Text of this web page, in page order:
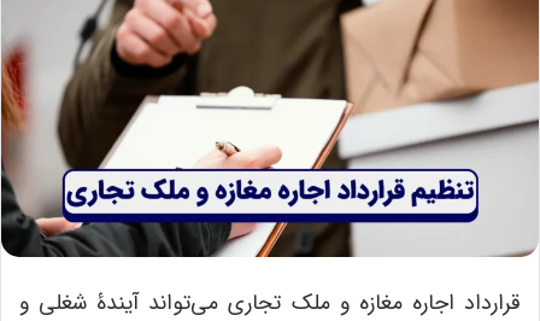
قرارداد اجاره مغازه و ملک تجاری می‌تواند آیندۀ شغلی و